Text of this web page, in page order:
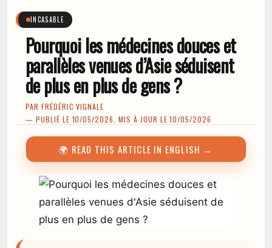
INCASABLE
Pourquoi les médecines douces et
parallèles venues d’Asie séduisent
de plus en plus de gens ?
PAR FRÉDÉRIC VIGNALE
— PUBLIÉ LE 10/05/2026, MIS À JOUR LE 10/05/2026
🌍 READ THIS ARTICLE IN ENGLISH →